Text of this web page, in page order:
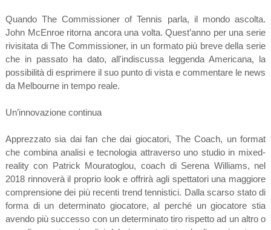
Quando The Commissioner of Tennis parla, il mondo ascolta.
John McEnroe ritorna ancora una volta. Quest’anno per una serie
rivisitata di The Commissioner, in un formato più breve della serie
che in passato ha dato, all'indiscussa leggenda Americana, la
possibilità di esprimere il suo punto di vista e commentare le news
da Melbourne in tempo reale.
Un’innovazione continua
Apprezzato sia dai fan che dai giocatori, The Coach, un format
che combina analisi e tecnologia attraverso uno studio in mixed-
reality con Patrick Mouratoglou, coach di Serena Williams, nel
2018 rinnoverà il proprio look e offrirà agli spettatori una maggiore
comprensione dei più recenti trend tennistici. Dalla scarso stato di
forma di un determinato giocatore, al perché un giocatore stia
avendo più successo con un determinato tiro rispetto ad un altro o